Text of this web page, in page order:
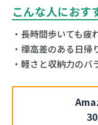
こんな人におす
・長時間歩いても疲
・標高差のある日帰
・軽さと収納力のバ